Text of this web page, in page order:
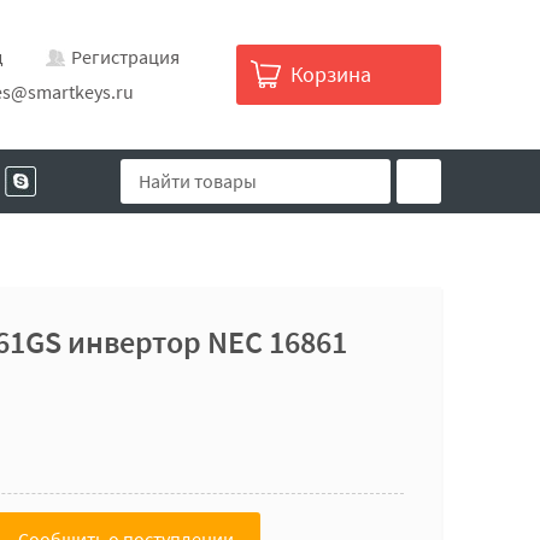
Регистрация
Корзина
инвертор NEC 16861